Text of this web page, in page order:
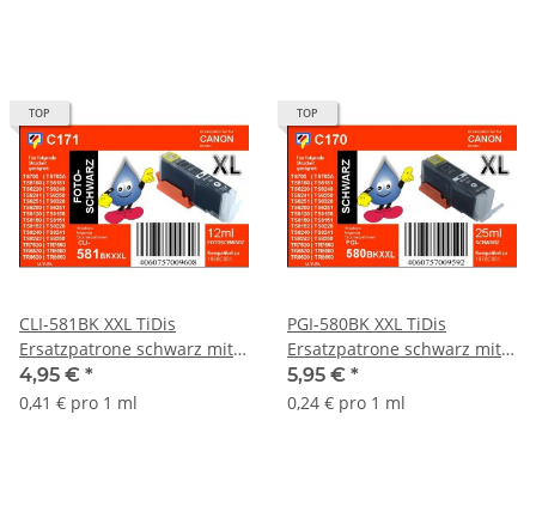
TOP
CLI-581BK XXL TiDis
Ersatzpatrone schwarz mit
ca. 12ml Inhalt - ersetzt
1998C001
4,95 € *
0,41 € pro 1 ml
TOP
PGI-580BK XXL TiDis
Ersatzpatrone schwarz mit
ca. 25ml Inhalt - ersetzt
1970C001
5,95 € *
0,24 € pro 1 ml